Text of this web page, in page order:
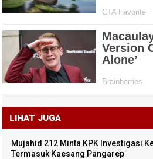
LIHAT JUGA
Mujahid 212 Minta KPK Investigasi
Termasuk Kaesang Pangarep